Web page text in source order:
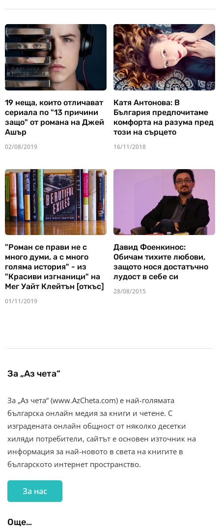
19 неща, които отличават
сериала по "13 причини
защо" от романа на Джей
Ашър
02/08/2019
Катя Антонова: В
България предпочитаме
комфорта на разума пред
този на сърцето
16/11/2018
"Роман се прави не с
много думи, а с много
голяма история" - из
"Красиви изгнаници" на
Мег Уайт Клейтън [откъс]
01/11/2019
Давид Фоенкинос:
Обичам тихите любови,
защото нося достатъчно
лудост в себе си
28/08/2015
За „Аз чета“
За „Аз чета“ (www.AzCheta.com) е най-голямата
българска онлайн медия за книги и четене. С
изградената онлайн общност от няколко десетки
хиляди потребители, сайтът е основен източник на
информация за най-новото в света на книгите в
българското интернет пространство.
За нас
Още…